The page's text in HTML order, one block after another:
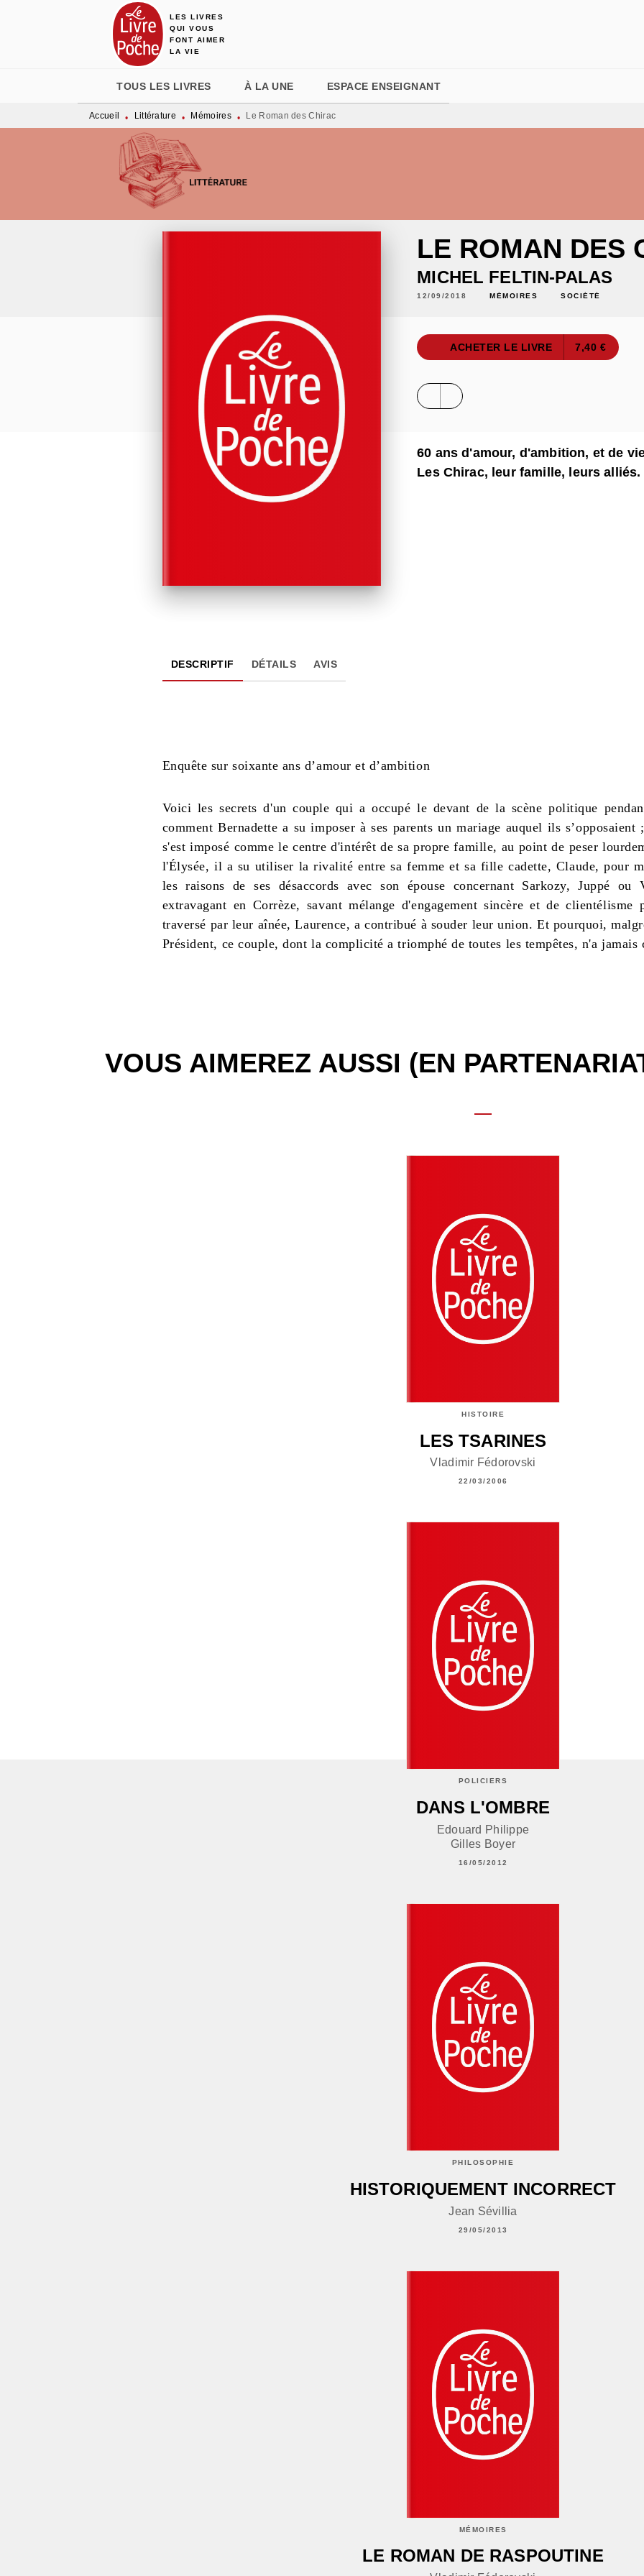
MENU RECHERCHE
LES LIVRES
QUI VOUS
FONT AIMER
LA VIE
TOUS LES LIVRES À LA UNE ESPACE ENSEIGNANT
Accueil • Littérature • Mémoires • Le Roman des Chirac
LE ROMAN DES
MICHEL FELTIN-PALAS
12/09/2018 MÉMOIRES SOCIÉTÉ
ACHETER LE LIVRE 7,40 €
60 ans d'amour, d'ambition, et de
Les Chirac, leur famille, leurs alliés.
DESCRIPTIF DÉTAILS AVIS
Enquête sur soixante ans d’amour et d’ambition
Voici les secrets d'un couple qui a occupé le devant de la scène politique
comment Bernadette a su imposer à ses parents un mariage auquel ils
s'est imposé comme le centre d'intérêt de sa propre famille, au point de peser
l'Élysée, il a su utiliser la rivalité entre sa femme et sa fille cadette, Claude, pour
les raisons de ses désaccords avec son épouse concernant Sarkozy, Juppé
extravagant en Corrèze, savant mélange d'engagement sincère et de
traversé par leur aînée, Laurence, a contribué à souder leur union. Et pourquoi,
Président, ce couple, dont la complicité a triomphé de toutes les tempêtes, n'a
VOUS AIMEREZ AUSSI (EN
HISTOIRE
LES TSARINES
Vladimir Fédorovski
22/03/2006
POLICIERS
DANS L'OMBRE
Edouard Philippe
Gilles Boyer
16/05/2012
PHILOSOPHIE
HISTORIQUEMENT INCORRECT
Jean Sévillia
29/05/2013
MÉMOIRES
LE ROMAN DE RASPOUTINE